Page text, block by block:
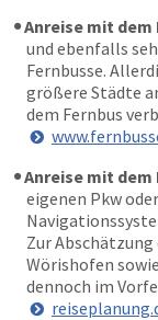
Anreise mit dem
und ebenfalls
Fernbusse.
größere Städte
dem Fernbus
Anreise mit dem
eigenen Pkw
Zur Abschätzung
Wörishofen
dennoch im